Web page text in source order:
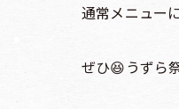
通常メニュー
ぜひ😆うずら